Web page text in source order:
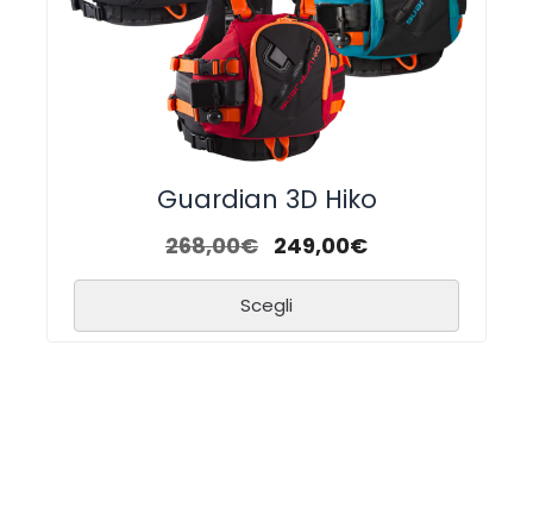
Guardian 3D Hiko
268,00€ 249,00€
Scegli